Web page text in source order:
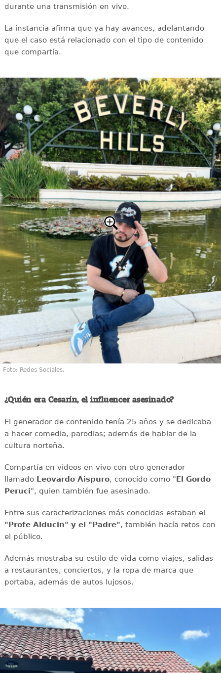
durante una transmisión en vivo.
La instancia afirma que ya hay avances, adelantando
que el caso está relacionado con el tipo de contenido
que compartía.
Foto: Redes Sociales.
¿Quién era Cesarín, el influencer asesinado?
El generador de contenido tenía 25 años y se dedicaba
a hacer comedia, parodias; además de hablar de la
cultura norteña.
Compartía en videos en vivo con otro generador
llamadoLeovardo Aispuro, conocido como "El Gordo
Peruci", quien también fue asesinado.
Entre sus caracterizaciones más conocidas estaban el
"Profe Alducin" y el "Padre", también hacía retos con
el público.
Además mostraba su estilo de vida como viajes, salidas
a restaurantes, conciertos, y la ropa de marca que
portaba, además de autos lujosos.